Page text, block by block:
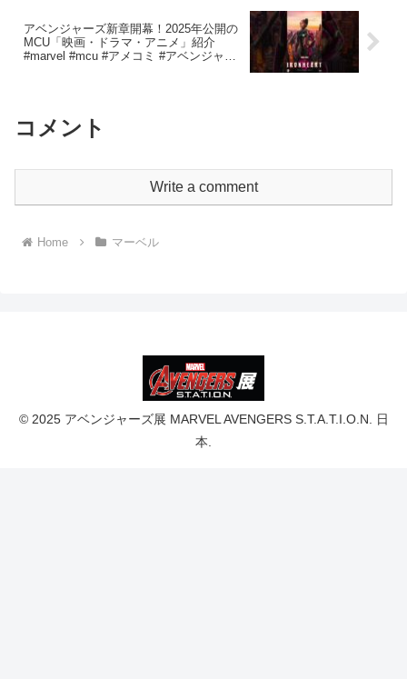
アベンジャーズ新章開幕！2025年公開の
MCU「映画・ドラマ・アニメ」紹介
#marvel #mcu #アメコミ #アベンジャー
コメント
Write a comment
Home マーベル
© 2025 アベンジャーズ展 MARVEL AVENGERS S.T.A.T.I.O.N. 日
本.